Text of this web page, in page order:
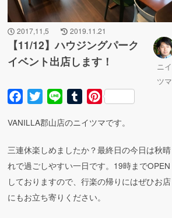
2017,11,5 2019.11.21
【11/12】ハウジングパーク
イベント出店します！
ニイ
ツマ
Facebook
Twitter Line TumblrPinterest
VANILLA郡山店のニイツマです。
三連休楽しめましたか？最終日の今日は秋晴
れで過ごしやすい一日です。19時までOPEN
しておりますので、行楽の帰りにはぜひお店
にもお立ち寄りください。